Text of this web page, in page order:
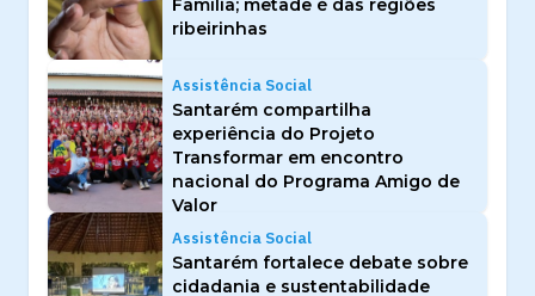
Família; metade é das regiões
ribeirinhas
Assistência Social
Santarém compartilha
experiência do Projeto
Transformar em encontro
nacional do Programa Amigo de
Valor
Assistência Social
Santarém fortalece debate sobre
cidadania e sustentabilidade